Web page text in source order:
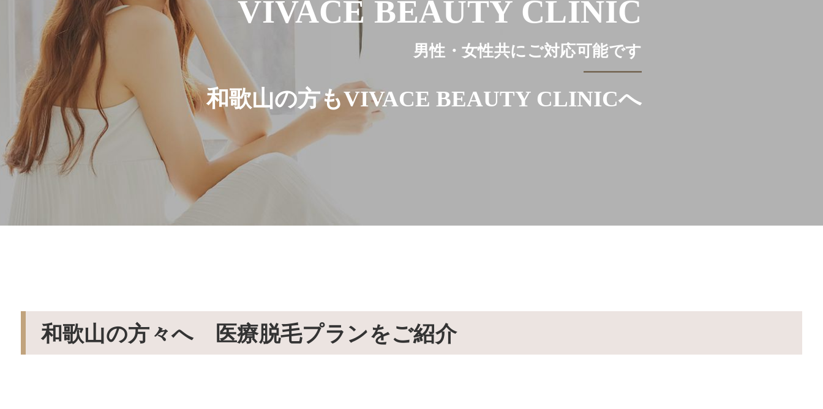
VIVACE BEAUTY CLINIC
男性・女性共にご対応可能です
和歌山の方もVIVACE BEAUTY CLINICへ
和歌山の方々へ 医療脱毛プランをご紹介